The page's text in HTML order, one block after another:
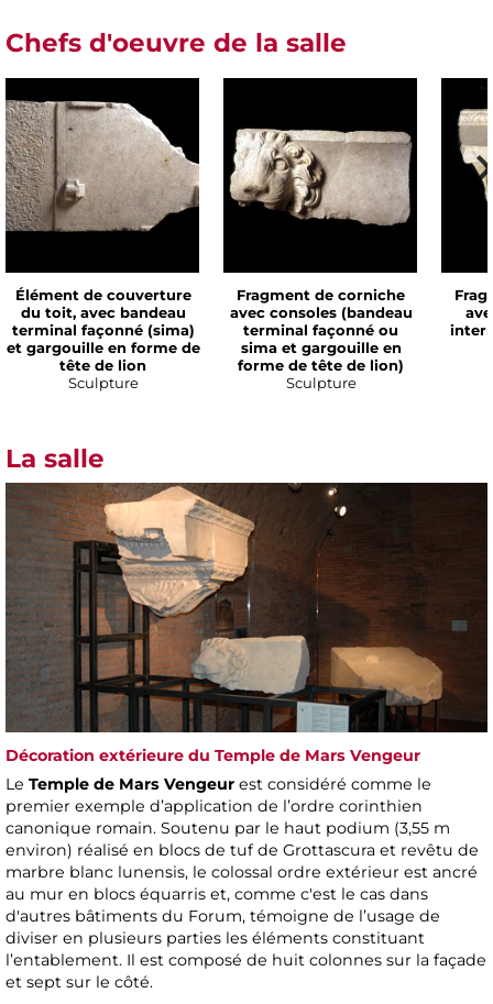
Chefs d'oeuvre de la salle
Élément de couverture
du toit, avec bandeau
terminal façonné (sima)
et gargouille en forme de
tête de lion
Sculpture
Fragment de corniche
avec consoles (bandeau
terminal façonné ou
sima et gargouille en
forme de tête de lion)
Sculpture
La salle
Décoration extérieure du Temple de Mars Vengeur
Le Temple de Mars Vengeur est considéré comme le
premier exemple d’application de l’ordre corinthien
canonique romain. Soutenu par le haut podium (3,55 m
environ) réalisé en blocs de tuf de Grottascura et revêtu de
marbre blanc lunensis, le colossal ordre extérieur est ancré
au mur en blocs équarris et, comme c'est le cas dans
d'autres bâtiments du Forum, témoigne de l’usage de
diviser en plusieurs parties les éléments constituant
l’entablement. Il est composé de huit colonnes sur la façade
et sept sur le côté.